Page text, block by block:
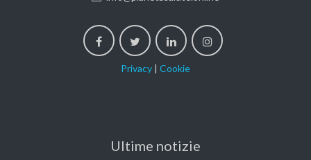
Privacy | Cookie
Ultime notizie